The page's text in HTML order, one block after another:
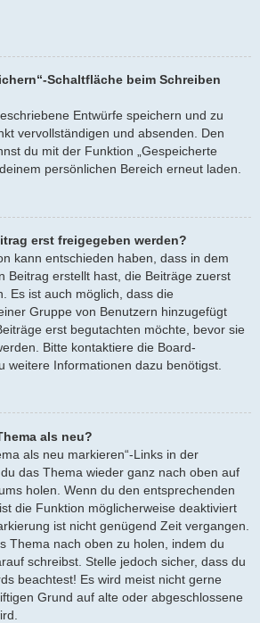
Schaltfläche beim Schreiben
Entwürfe speichern und zu
vervollständigen und absenden. Den
du mit der Funktion „Gespeicherte
persönlichen Bereich erneut laden.
erst freigegeben werden?
kann entschieden haben, dass in dem
Beitrag erstellt hast, die Beiträge zuerst
Es ist auch möglich, dass die
Gruppe von Benutzern hinzugefügt
erst begutachten möchte, bevor sie
Bitte kontaktiere die Board-
weitere Informationen dazu benötigst.
als neu?
als neu markieren“-Links in der
das Thema wieder ganz nach oben auf
holen. Wenn du den entsprechenden
die Funktion möglicherweise deaktiviert
ist nicht genügend Zeit vergangen.
Thema nach oben zu holen, indem du
schreibst. Stelle jedoch sicher, dass du
beachtest! Es wird meist nicht gerne
Grund auf alte oder abgeschlossene